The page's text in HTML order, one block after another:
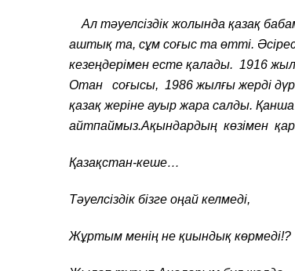
Ал тәуелсіздік жолында қазақ
аштық та, сұм соғыс та өтті.
кезеңдерімен есте қалады. 1916
Отан соғысы, 1986 жылғы жерді
қазақ жеріне ауыр жара салды.
айтпаймыз.Ақындардың көзімен
Қазақстан-кеше…
Тәуелсіздік бізге оңай келмеді,
Жұртым менің не қиындық көрмеді!?